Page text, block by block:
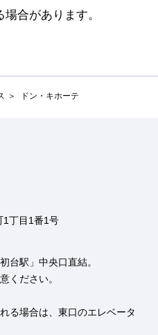
合があります。
ドン・キホーテ
丁目1番1号
台駅」中央口直結。
ください。
る場合は、東口のエレベータ